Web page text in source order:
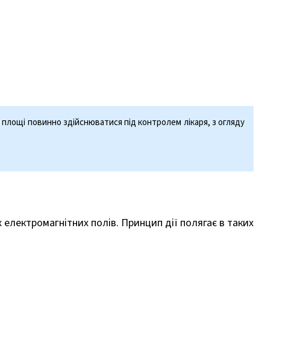
повинно здійснюватися під контролем лікаря, з огляду
полів. Принцип дії полягає в таких